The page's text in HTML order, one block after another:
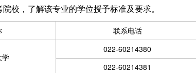
，了解该专业的学位授予标准及要求。
联系电话
学
022-60214380
022-60214381